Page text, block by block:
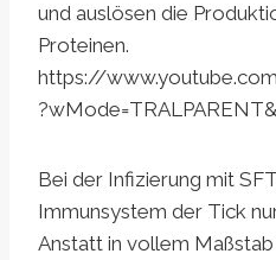
und auslösen die
Proteinen.
https://
Bei der Infizierung mit
Immunsystem der Tick
Anstatt in vollem